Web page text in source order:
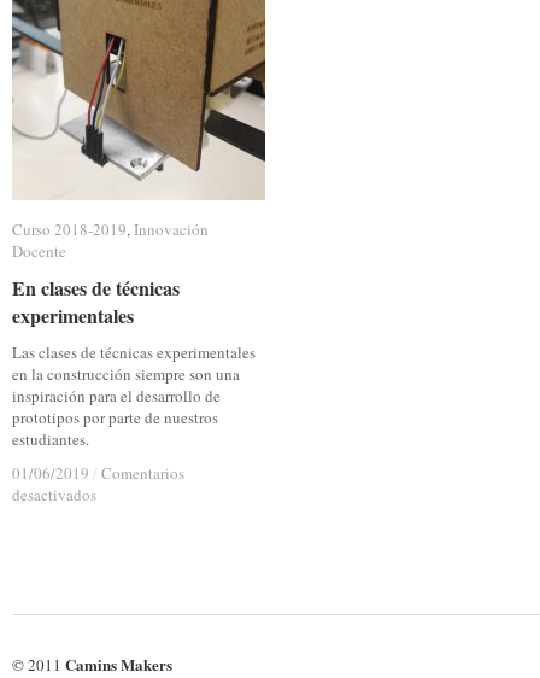
Curso 2018-2019, Innovación
Docente
En clases de técnicas
experimentales
Las clases de técnicas experimentales
en la construcción siempre son una
inspiración para el desarrollo de
prototipos por parte de nuestros
estudiantes.
01/06/2019 / Comentarios
desactivadosen
Curso 2018-2019 Innovación
Docente
En clases de técnicas
experimentales
01/06/2019 / Comentarios
desactivadosen
© 2011 Camins Makers